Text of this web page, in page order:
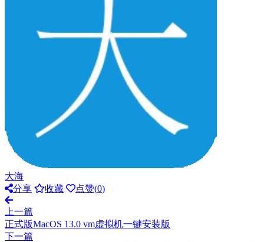
大海
分享
收藏 点赞(0)
上一篇
正式版MacOS 13.0 vm虚拟机一键安装版
下一篇